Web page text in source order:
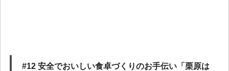
#12 安全でおいしい食卓づくりのお手伝い「栗原は